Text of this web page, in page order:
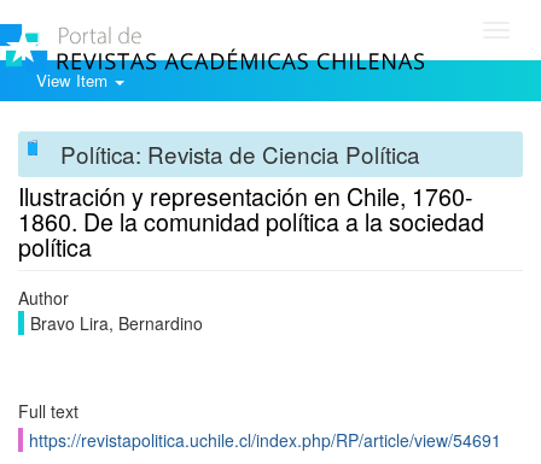
View Item
Política: Revista de Ciencia Política
Ilustración y representación en Chile, 1760-
1860. De la comunidad política a la sociedad
política
Author
Bravo Lira, Bernardino
Full text
https://revistapolitica.uchile.cl/index.php/RP/article/view/54691